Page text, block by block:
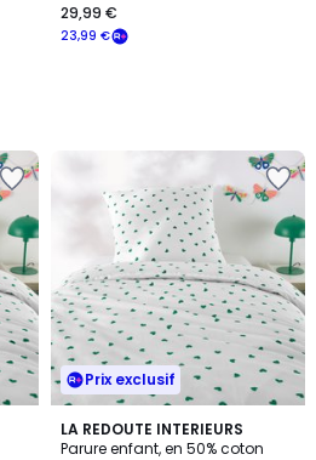
23,99 €
29,99 €
Prix exclusif
LA REDOUTE INTERIEURS
Parure enfant, en 50% coton